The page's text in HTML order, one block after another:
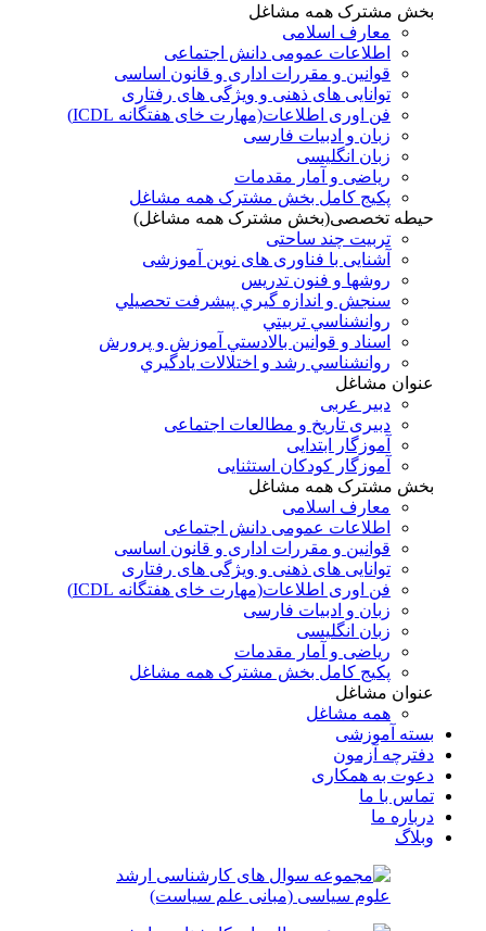
بخش مشترک همه مشاغل
معارف اسلامی
اطلاعات عمومی دانش اجتماعی
قوانین و مقررات اداری و قانون اساسی
توانایی های ذهنی و ویژگی های رفتاری
فن اوری اطلاعات(مهارت خای هفتگانه ICDL)
زبان و ادبیات فارسی
زبان انگلیسی
ریاضی و آمار مقدمات
پکیج کامل بخش مشترک همه مشاغل
حیطه تخصصی(بخش مشترک همه مشاغل)
تربیت چند ساحتی
آشنایی با فناوری های نوین آموزشی
روشها و فنون تدريس
سنجش و اندازه گيري پيشرفت تحصيلي
روانشناسي تربيتي
اسناد و قوانين بالادستي آموزش و پرورش
روانشناسي رشد و اختلالات يادگيري
عنوان مشاغل
دبير عربی
دبیری تاریخ و مطالعات اجتماعی
آموزگار ابتدایی
آموزگار کودکان استثنایی
بخش مشترک همه مشاغل
معارف اسلامی
اطلاعات عمومی دانش اجتماعی
قوانین و مقررات اداری و قانون اساسی
توانایی های ذهنی و ویژگی های رفتاری
فن اوری اطلاعات(مهارت خای هفتگانه ICDL)
زبان و ادبیات فارسی
زبان انگلیسی
ریاضی و آمار مقدمات
پکیج کامل بخش مشترک همه مشاغل
عنوان مشاغل
همه مشاغل
بسته آموزشی
دفترچه آزمون
دعوت به همکاری
تماس با ما
درباره ما
وبلاگ